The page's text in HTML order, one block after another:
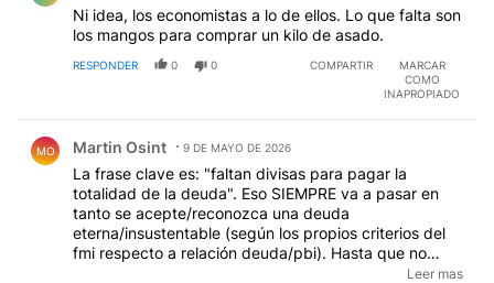
Ni idea, los economistas a lo de ellos. Lo que falta son
los mangos para comprar un kilo de asado.
RESPONDER 0 0 COMPARTIR
MARCAR
COMO
INAPROPIADO
MO Martin Osint 9 DE MAYO DE 2026
La frase clave es: "faltan divisas para pagar la
totalidad de la deuda". Eso SIEMPRE va a pasar en
tanto se acepte/reconozca una deuda
eterna/insustentable (según los propios criterios del
fmi respecto a relación deuda/pbi). Hasta que no
haya una decisión soberana que imponga una quita
Leer mas